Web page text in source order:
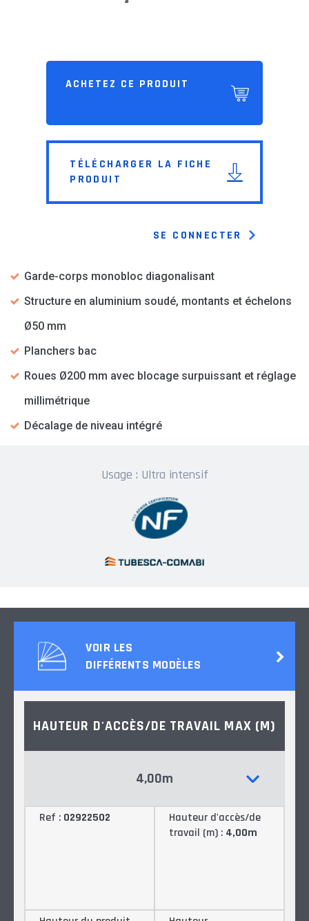
ACHETEZ CE PRODUIT
TÉLÉCHARGER LA FICHE
PRODUIT
SE CONNECTER
Garde-corps monobloc diagonalisant
Structure en aluminium soudé, montants et échelons
Ø50 mm
Planchers bac
Roues Ø200 mm avec blocage surpuissant et réglage
millimétrique
Décalage de niveau intégré
Usage : Ultra intensif
VOIR LES
DIFFÉRENTS MODÈLES
HAUTEUR D'ACCÈS/DE TRAVAIL MAX (M)
4,00m
Ref : 02922502
Hauteur d'accès/de
travail (m) : 4,00m